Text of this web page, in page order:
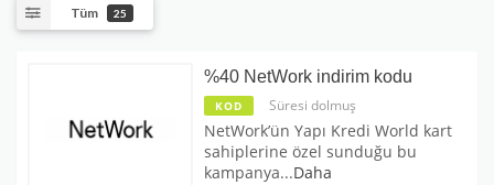
Tüm 25
%40 NetWork indirim kodu
KOD Süresi dolmuş
NetWork’ün Yapı Kredi World kart
sahiplerine özel sunduğu bu
kampanya...Daha